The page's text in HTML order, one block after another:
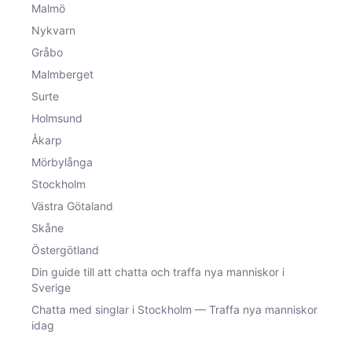
Malmö
Nykvarn
Gråbo
Malmberget
Surte
Holmsund
Åkarp
Mörbylånga
Stockholm
Västra Götaland
Skåne
Östergötland
Din guide till att chatta och traffa nya manniskor i
Sverige
Chatta med singlar i Stockholm — Traffa nya manniskor
idag